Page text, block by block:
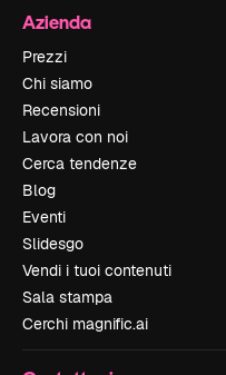
Azienda
Prezzi
Chi siamo
Recensioni
Lavora con noi
Cerca tendenze
Blog
Eventi
Slidesgo
Vendi i tuoi contenuti
Sala stampa
Cerchi magnific.ai